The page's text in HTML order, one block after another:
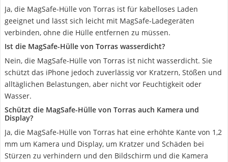
Ja, die MagSafe-Hülle von Torras ist für kabelloses Laden
geeignet und lässt sich leicht mit MagSafe-Ladegeräten
verbinden, ohne die Hülle entfernen zu müssen.
Ist die MagSafe-Hülle von Torras wasserdicht?
Nein, die MagSafe-Hülle von Torras ist nicht wasserdicht. Sie
schützt das iPhone jedoch zuverlässig vor Kratzern, Stößen und
alltäglichen Belastungen, aber nicht vor Feuchtigkeit oder
Wasser.
Schützt die MagSafe-Hülle von Torras auch Kamera und
Display?
Ja, die MagSafe-Hülle von Torras hat eine erhöhte Kante von 1,2
mm um Kamera und Display, um Kratzer und Schäden bei
Stürzen zu verhindern und den Bildschirm und die Kamera